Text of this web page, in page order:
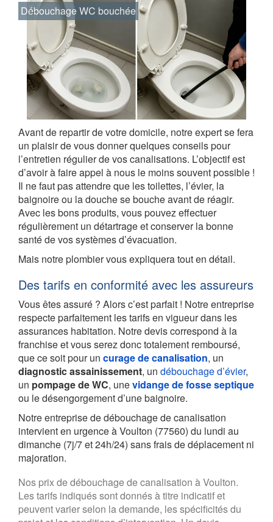
Débouchage WC bouchée
Avant de repartir de votre domicile, notre expert se fera
un plaisir de vous donner quelques conseils pour
l’entretien régulier de vos canalisations. L’objectif est
d’avoir à faire appel à nous le moins souvent possible !
Il ne faut pas attendre que les toilettes, l’évier, la
baignoire ou la douche se bouche avant de réagir.
Avec les bons produits, vous pouvez effectuer
régulièrement un détartrage et conserver la bonne
santé de vos systèmes d’évacuation.
Mais notre plombier vous expliquera tout en détail.
Des tarifs en conformité avec les assureurs
Vous êtes assuré ? Alors c’est parfait ! Notre entreprise
respecte parfaitement les tarifs en vigueur dans les
assurances habitation. Notre devis correspond à la
franchise et vous serez donc totalement remboursé,
que ce soit pour un curage de canalisation, un
diagnostic assainissement, un débouchage d’évier,
un pompage de WC, unevidange de fosse septique
ou le désengorgement d’une baignoire.
Notre entreprise de débouchage de canalisation
intervient en urgence à Voulton (77560) du lundi au
dimanche (7j/7 et 24h/24) sans frais de déplacement ni
majoration.
Nos prix de débouchage de canalisation à Voulton.
Les tarifs indiqués sont donnés à titre indicatif et
peuvent varier selon la demande, les spécificités du